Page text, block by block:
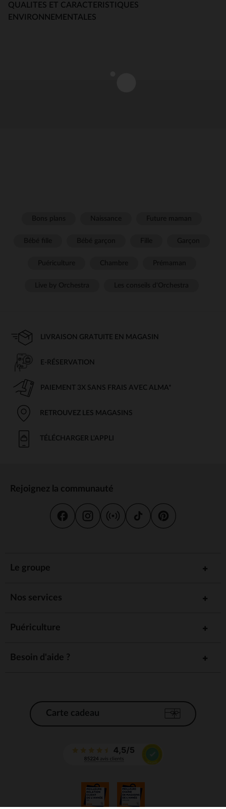
QUALITES ET CARACTERISTIQUES
ENVIRONNEMENTALES
LIVRAISON GRATUITE EN MAGASIN
E-RÉSERVATION
PAIEMENT 3X SANS FRAIS AVEC ALMA*
RETROUVEZ LES MAGASINS
TÉLÉCHARGER L'APPLI
Rejoignez la communauté
Le groupe
Nos services
Puériculture
Besoin d'aide ?
Carte cadeau